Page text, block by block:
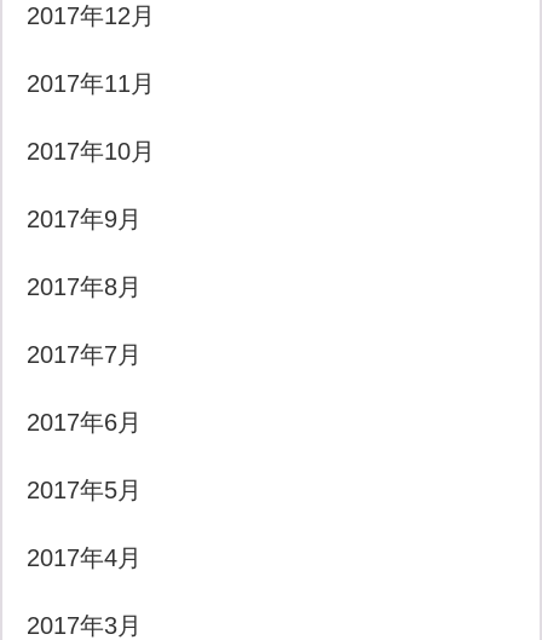
2017年12月
2017年11月
2017年10月
2017年9月
2017年8月
2017年7月
2017年6月
2017年5月
2017年4月
2017年3月